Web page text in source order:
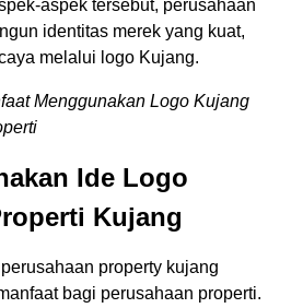
aspek tersebut, perusahaan
identitas merek yang kuat,
melalui logo Kujang.
Menggunakan Logo Kujang
Ide Logo
Kujang
property kujang
bagi perusahaan properti.